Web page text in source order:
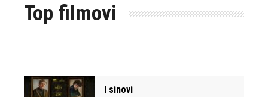
Top filmovi
I sinovi